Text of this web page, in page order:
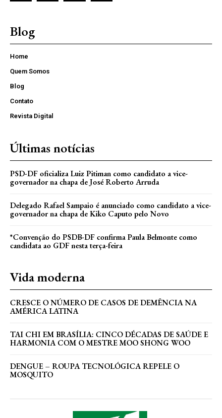
Blog
Home
Quem Somos
Blog
Contato
Revista Digital
Últimas notícias
PSD-DF oficializa Luiz Pitiman como candidato a vice-
governador na chapa de José Roberto Arruda
Delegado Rafael Sampaio é anunciado como candidato a vice-
governador na chapa de Kiko Caputo pelo Novo
*Convenção do PSDB-DF confirma Paula Belmonte como
candidata ao GDF nesta terça-feira
Vida moderna
CRESCE O NÚMERO DE CASOS DE DEMÊNCIA NA
AMÉRICA LATINA
TAI CHI EM BRASÍLIA: CINCO DÉCADAS DE SAÚDE E
HARMONIA COM O MESTRE MOO SHONG WOO
DENGUE – ROUPA TECNOLÓGICA REPELE O
MOSQUITO